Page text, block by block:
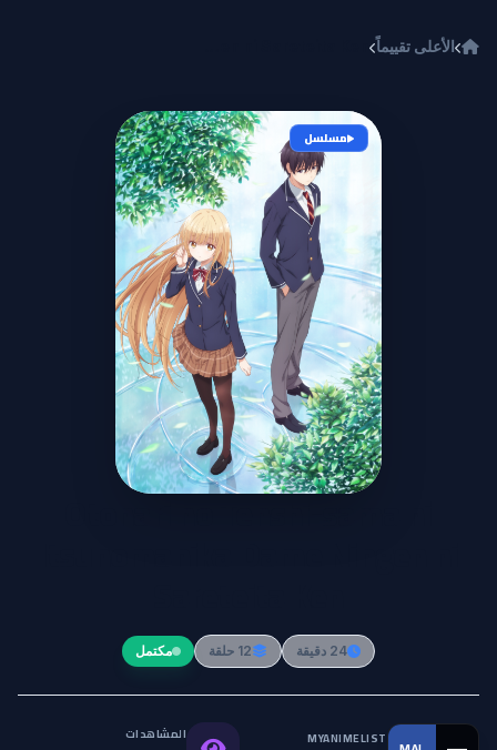
الأعلى تقييماً
مسلسل
Otonari no Tenshi-sama ni
24 دقيقة 12 حلقة مكتمل
MYANIMELIST المشاهدات